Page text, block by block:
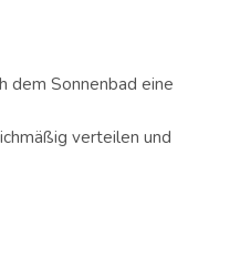
dem Sonnenbad eine
verteilen und